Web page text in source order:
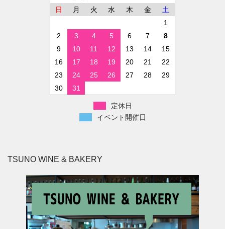
日
月 火 水 木 金
土
1
2
3 4 5 6 7
8
9
10 11 12 13 14
15
16
17 18 19 20 21
22
23
24 25 26 27 28
29
30
31
定休日
イベント開催日
TSUNO WINE & BAKERY